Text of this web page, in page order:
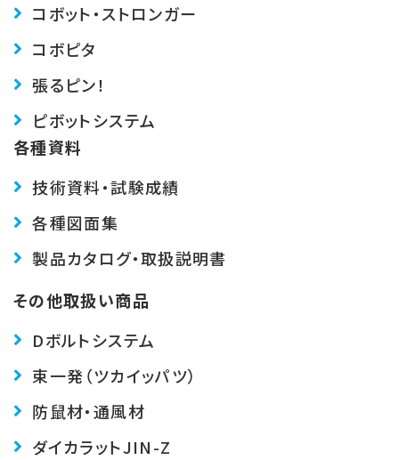
コボット・ストロンガー
コボピタ
張るピン！
ピボットシステム
各種資料
技術資料・試験成績
各種図面集
製品カタログ・取扱説明書
その他取扱い商品
Dボルトシステム
束一発（ツカイッパツ）
防鼠材・通風材
ダイカラットJIN-Z